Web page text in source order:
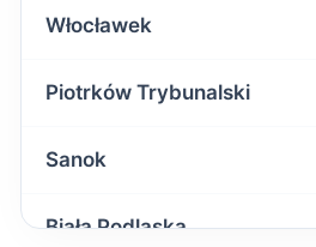
Włocławek
Piotrków Trybunalski
Sanok
Biała Podlaska